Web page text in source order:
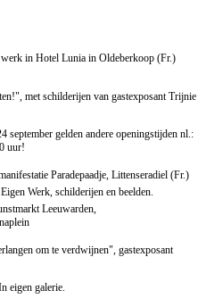
in Hotel Lunia in Oldeberkoop (Fr.)
met schilderijen van gastexposant Trijnie
september gelden andere openingstijden nl.:
uur!
Paradepaadje, Littenseradiel (Fr.)
Werk, schilderijen en beelden.
Leeuwarden,
om te verdwijnen", gastexposant
eigen galerie.